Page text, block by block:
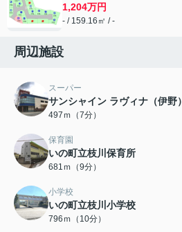
1,204万円
- / 159.16㎡ / -
周辺施設
スーパー
サンシャイン ラヴィナ（伊野）
497ｍ（7分）
保育園
いの町立枝川保育所
681ｍ（9分）
小学校
いの町立枝川小学校
796ｍ（10分）